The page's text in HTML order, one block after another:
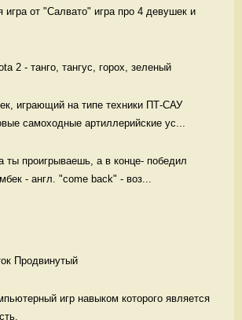
игра от "Салвато" игра про 4 девушек и
2 - танго, тангус, горох, зеленый
играющий на типе техники ПТ-САУ
самоходные артиллерийские ус...
ты проигрываешь, а в конце- победил
- англ. "come back" - воз...
Продвинутый
игр навыком которого является